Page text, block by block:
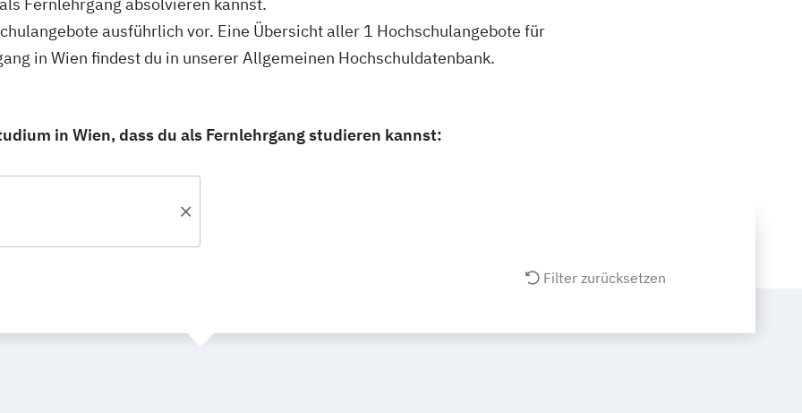
ausführlich vor. Eine Übersicht aller 1 Hochschulangebote für
in Wien findest du in unserer Allgemeinen Hochschuldatenbank.
in Wien, dass du als Fernlehrgang studieren kannst:
Filter zurücksetzen